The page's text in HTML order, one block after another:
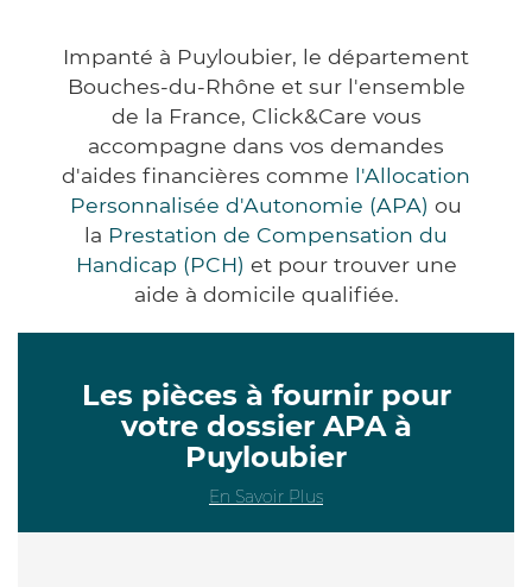
Impanté à Puyloubier, le département
Bouches-du-Rhône et sur l'ensemble
de la France, Click&Care vous
accompagne dans vos demandes
d'aides financières comme l'Allocation
Personnalisée d'Autonomie (APA) ou
la Prestation de Compensation du
Handicap (PCH) et pour trouver une
aide à domicile qualifiée.
Les pièces à fournir pour
votre dossier APA à
Puyloubier
En Savoir Plus